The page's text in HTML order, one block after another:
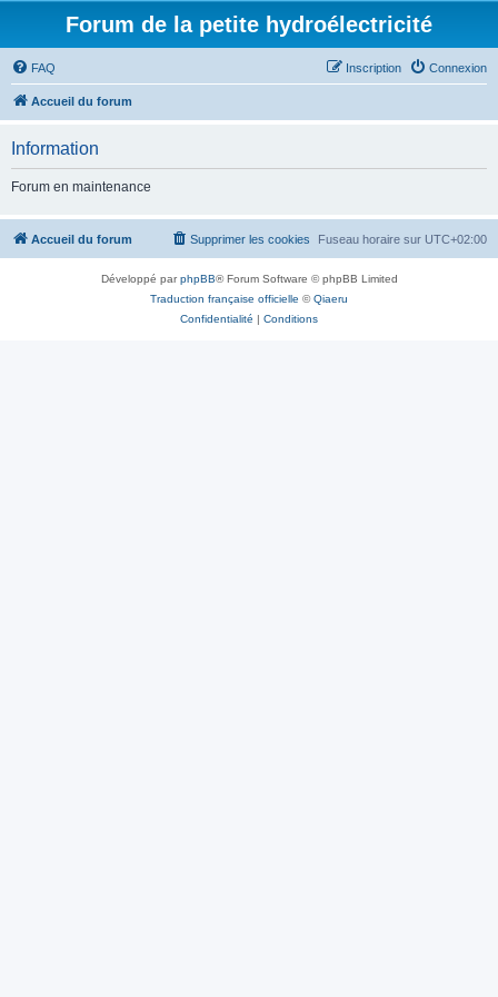
Forum de la petite hydroélectricité
FAQ Connexion
Inscription
Accueil du forum
Information
Forum en maintenance
Accueil du forum Fuseau horaire sur UTC+02:00
Supprimer les cookies
Développé parphpBB® Forum Software © phpBB Limited
Traduction française officielle ©Qiaeru
Confidentialité | Conditions